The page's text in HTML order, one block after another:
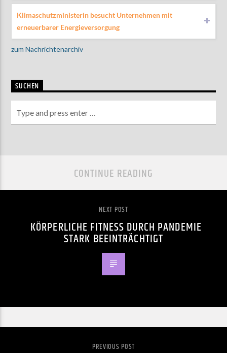
Klimaschutzministerin besucht Unternehmen mit
erneuerbarer Energieversorgung
zum Nachrichtenarchiv
SUCHEN
CONTINUE READING
NEXT POST
KÖRPERLICHE FITNESS DURCH PANDEMIE
STARK BEEINTRÄCHTIGT
PREVIOUS POST